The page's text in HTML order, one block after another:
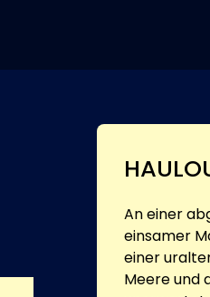
An einer
einsamer
einer
Meere und